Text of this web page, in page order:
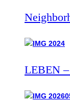
LEBEN